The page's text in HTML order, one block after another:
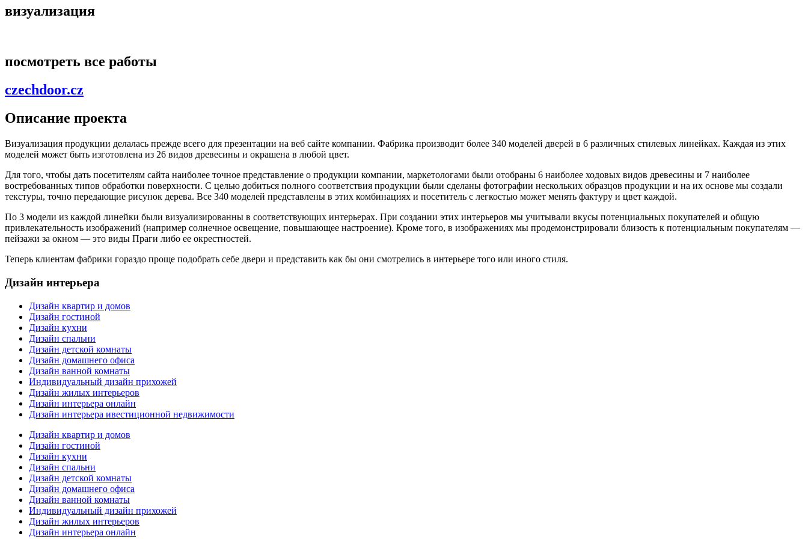
визуализация
посмотреть все работы
czechdoor.cz
Описание проекта
Визуализация продукции делалась прежде всего для презентации на веб сайте компании. Фабрика производит более 340 моделей дверей в 6 различных стилевых линейках. Каждая из этих
моделей может быть изготовлена из 26 видов древесины и окрашена в любой цвет.
Для того, чтобы дать посетителям сайта наиболее точное представление о продукции компании, маркетологами были отобраны 6 наиболее ходовых видов древесины и 7 наиболее
востребованных типов обработки поверхности. С целью добиться полного соответствия продукции были сделаны фотографии нескольких образцов продукции и на их основе мы создали
текстуры, точно передающие рисунок дерева. Все 340 моделей представлены в этих комбинациях и посетитель с легкостью может менять фактуру и цвет каждой.
По 3 модели из каждой линейки были визуализированны в соответствующих интерьерах. При создании этих интерьеров мы учитывали вкусы потенциальных покупателей и общую
привлекательность изображений (например солнечное освещение, повышающее настроение). Кроме того, в изображениях мы продемонстрировали близость к потенциальным покупателям —
пейзажи за окном — это виды Праги либо ее окрестностей.
Теперь клиентам фабрики гораздо проще подобрать себе двери и представить как бы они смотрелись в интерьере того или иного стиля.
Дизайн интерьера
Дизайн квартир и домов
Дизайн гостиной
Дизайн кухни
Дизайн спальни
Дизайн детской комнаты
Дизайн домашнего офиса
Дизайн ванной комнаты
Индивидуальный дизайн прихожей
Дизайн жилых интерьеров
Дизайн интерьера онлайн
Дизайн интерьера ивестиционной недвижимости
Дизайн квартир и домов
Дизайн гостиной
Дизайн кухни
Дизайн спальни
Дизайн детской комнаты
Дизайн домашнего офиса
Дизайн ванной комнаты
Индивидуальный дизайн прихожей
Дизайн жилых интерьеров
Дизайн интерьера онлайн